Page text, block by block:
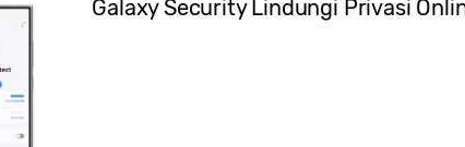
Galaxy Security Lindungi Privasi